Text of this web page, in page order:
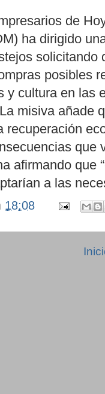
de
ha dirigido
solicitando
posibles
y cultura en las
misiva añade
recuperación
que
afirmando que
a las
18:08